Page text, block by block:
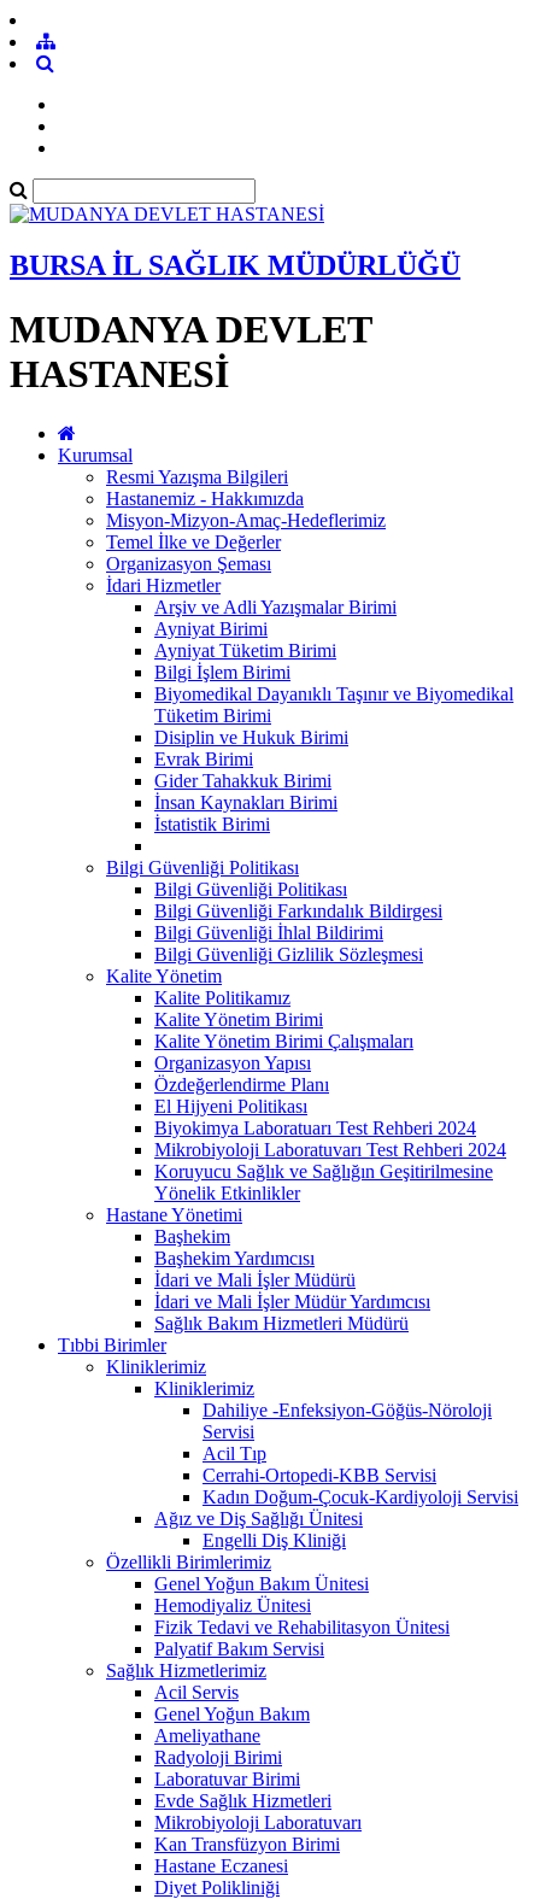
BURSA İL SAĞLIK MÜDÜRLÜĞÜ
MUDANYA DEVLET
HASTANESİ
Kurumsal
Resmi Yazışma Bilgileri
Hastanemiz - Hakkımızda
Misyon-Mizyon-Amaç-Hedeflerimiz
Temel İlke ve Değerler
Organizasyon Şeması
İdari Hizmetler
Arşiv ve Adli Yazışmalar Birimi
Ayniyat Birimi
Ayniyat Tüketim Birimi
Bilgi İşlem Birimi
Biyomedikal Dayanıklı Taşınır ve Biyomedikal
Tüketim Birimi
Disiplin ve Hukuk Birimi
Evrak Birimi
Gider Tahakkuk Birimi
İnsan Kaynakları Birimi
İstatistik Birimi
Bilgi Güvenliği Politikası
Bilgi Güvenliği Politikası
Bilgi Güvenliği Farkındalık Bildirgesi
Bilgi Güvenliği İhlal Bildirimi
Bilgi Güvenliği Gizlilik Sözleşmesi
Kalite Yönetim
Kalite Politikamız
Kalite Yönetim Birimi
Kalite Yönetim Birimi Çalışmaları
Organizasyon Yapısı
Özdeğerlendirme Planı
El Hijyeni Politikası
Biyokimya Laboratuarı Test Rehberi 2024
Mikrobiyoloji Laboratuvarı Test Rehberi 2024
Koruyucu Sağlık ve Sağlığın Geşitirilmesine
Yönelik Etkinlikler
Hastane Yönetimi
Başhekim
Başhekim Yardımcısı
İdari ve Mali İşler Müdürü
İdari ve Mali İşler Müdür Yardımcısı
Sağlık Bakım Hizmetleri Müdürü
Tıbbi Birimler
Kliniklerimiz
Kliniklerimiz
Dahiliye -Enfeksiyon-Göğüs-Nöroloji
Servisi
Acil Tıp
Cerrahi-Ortopedi-KBB Servisi
Kadın Doğum-Çocuk-Kardiyoloji Servisi
Ağız ve Diş Sağlığı Ünitesi
Engelli Diş Kliniği
Özellikli Birimlerimiz
Genel Yoğun Bakım Ünitesi
Hemodiyaliz Ünitesi
Fizik Tedavi ve Rehabilitasyon Ünitesi
Palyatif Bakım Servisi
Sağlık Hizmetlerimiz
Acil Servis
Genel Yoğun Bakım
Ameliyathane
Radyoloji Birimi
Laboratuvar Birimi
Evde Sağlık Hizmetleri
Mikrobiyoloji Laboratuvarı
Kan Transfüzyon Birimi
Hastane Eczanesi
Diyet Polikliniği